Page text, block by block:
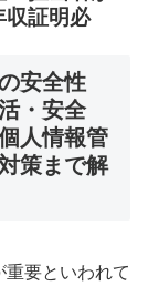
収証明必
安全性
・安全
人情報管
策まで解
要といわれて